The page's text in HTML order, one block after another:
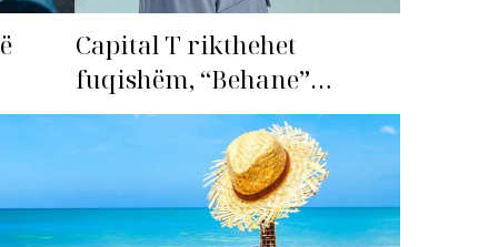
Capital T rikthehet
fuqishëm, “Behane”
premton të bëhet fiksimi i